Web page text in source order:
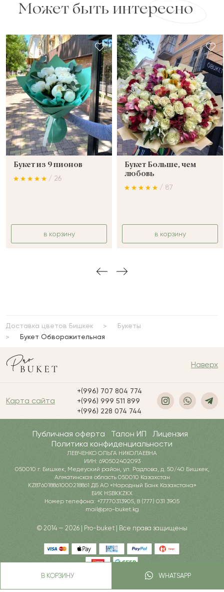
В КОРЗИНУ WHATSAPP
Может быть интересно
Букет из 9 пионов
/ 26
в корзину
Букет Больше, чем
любовь
/ 87
в корзину
Доставка цветов Бишкек
Букеты
Букет Обворожительная
Наверх
Карта сайта
+(996) 707 804 774
+(996) 999 511 899
+(996) 228 074 744
Публичная оферта Талон ИП
Лицензия
Политика конфиденциальности
ЛЕВЧЕНКО ОЛЬГА НИКОЛАЕВНА
ИИН: 690502402093
050010 г. Бишкек, Медеуский район, ул. Радлова, д. 50/40 Бишкек,
Алматинская область 050010 Казахстан
KZ876018861000218861 ДБ АО «Народный Банк Казахстана»
БИК HSBKKZKX
Номер телефона: +77770313905, 8 (777) 031 3905
mail@pro-buket.kg
© 2014 — 2026 | Pro-buket | Все права защищены